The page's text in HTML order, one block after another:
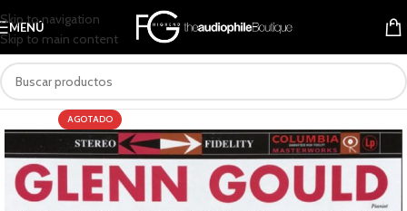
Skip to navigation
Skip to main content
MENÚ
AGOTADO